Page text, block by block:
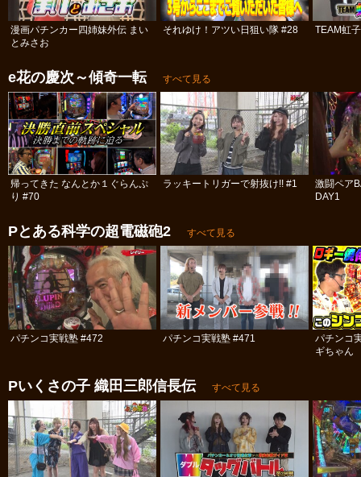
漫画パチンカー四姉妹外伝 まい
とみさお
それゆけ！アツい日狙い隊 #28 TEAM虹
e花の慶次～傾奇一転 すべて見る
帰ってきた なんとか１ぐらんぷ
り #70
ラッキートリガーで射抜け!! #1
激闘ペア
DAY1
Pとある科学の超電磁砲2 すべて見る
パチンコ実戦塾 #472 パチンコ実戦塾 #471
パチンコ
ギちゃん
Pいくさの子 織田三郎信長伝 すべて見る